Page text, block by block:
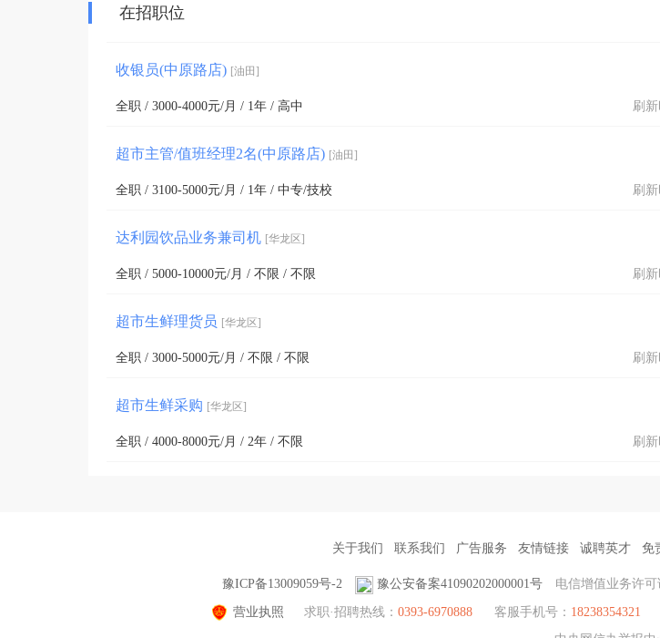
在招职位
收银员(中原路店) [油田]
全职 / 3000-4000元/月 / 1年 / 高中 刷
超市主管/值班经理2名(中原路店) [油田]
全职 / 3100-5000元/月 / 1年 / 中专/技校 刷
达利园饮品业务兼司机 [华龙区]
全职 / 5000-10000元/月 / 不限 / 不限 刷
超市生鲜理货员 [华龙区]
全职 / 3000-5000元/月 / 不限 / 不限 刷
超市生鲜采购 [华龙区]
全职 / 4000-8000元/月 / 2年 / 不限 刷
关于我们 联系我们 广告服务 友情链接 诚聘英才 免
豫ICP备13009059号-2 豫公安备案41090202000001号 电信增值业务许可
营业执照 求职·招聘热线： 0393-6970888 客服手机号： 18238354321